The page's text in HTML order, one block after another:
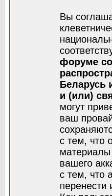
Вы
форуме
Беларусь
и (или)
могут
ваш
с тем, что
материалы
вашего
с тем, что